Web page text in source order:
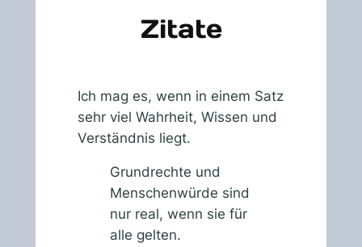
Zitate
Ich mag es, wenn in einem Satz
sehr viel Wahrheit, Wissen und
Verständnis liegt.
Grundrechte und
Menschenwürde sind
nur real, wenn sie für
alle gelten.